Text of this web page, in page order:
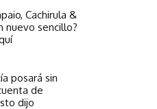
Cachirula &
nuevo sencillo?
posará sin
de
dijo